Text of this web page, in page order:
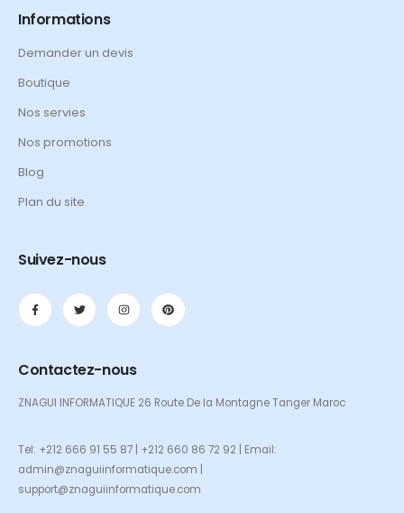
Informations
Demander un devis
Boutique
Nos servies
Nos promotions
Blog
Plan du site
Suivez-nous
Contactez-nous
ZNAGUI INFORMATIQUE 26 Route De la Montagne Tanger Maroc
Tel: +212 666 91 55 87 | +212 660 86 72 92 | Email:
admin@znaguiinformatique.com |
support@znaguiinformatique.com